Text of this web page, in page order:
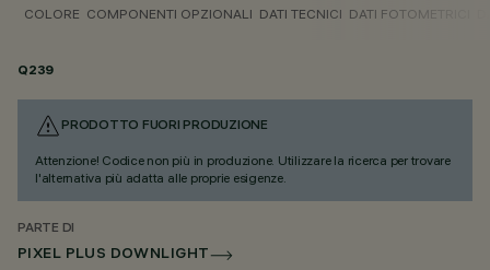
COLORE COMPONENTI OPZIONALI DATI TECNICI DATI FOTOMETRICI
Q239
PRODOTTO FUORI PRODUZIONE
Attenzione! Codice non più in produzione. Utilizzare la ricerca per trovare
l'alternativa più adatta alle proprie esigenze.
PARTE DI
PIXEL PLUS DOWNLIGHT